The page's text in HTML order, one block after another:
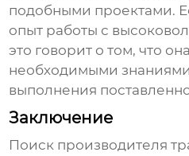
подобными проектами.
опыт работы с
это говорит о том, что
необходимыми
выполнения
Заключение
Поиск производителя